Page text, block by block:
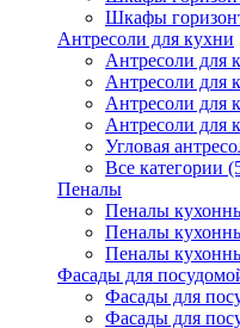
Шкафы
Антресоли для кухни
Антресоли для
Антресоли для
Антресоли для
Антресоли для
Угловая
Все категории
Пеналы
Пеналы
Пеналы
Пеналы
Фасады для
Фасады для
Фасады для